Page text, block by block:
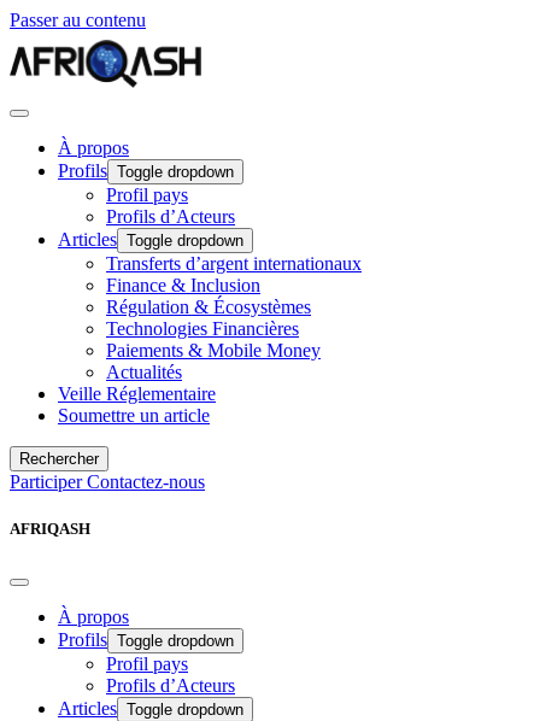
Passer au contenu
À propos
Profils Toggle dropdown
Profil pays
Profils d’Acteurs
Articles Toggle dropdown
Transferts d’argent internationaux
Finance & Inclusion
Régulation & Écosystèmes
Technologies Financières
Paiements & Mobile Money
Actualités
Veille Réglementaire
Soumettre un article
Rechercher
ParticiperContactez-nous
AFRIQASH
À propos
Profils Toggle dropdown
Profil pays
Profils d’Acteurs
Articles Toggle dropdown